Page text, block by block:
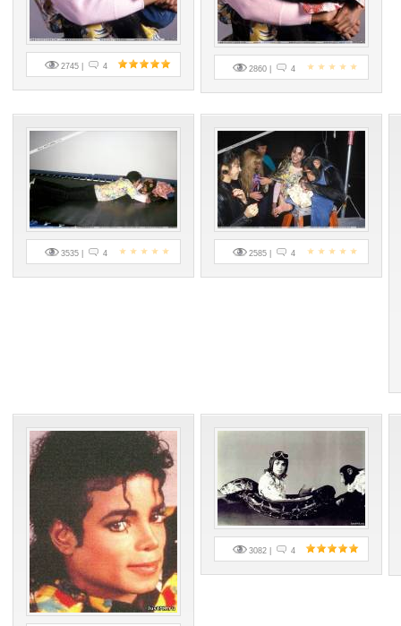
2745 | 4 2860 | 4
3535 | 4 2585 | 4
3082 | 4